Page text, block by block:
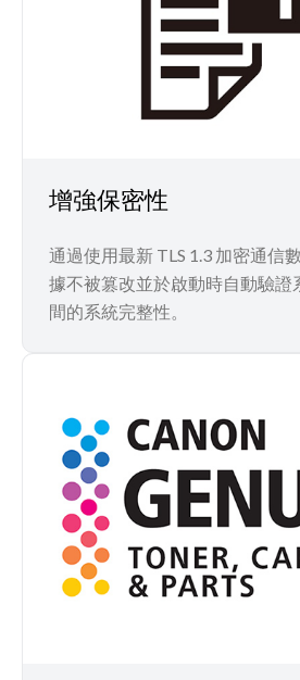
增強保密性
通過使用最新 TLS 1.3 加密通信
據不被篡改並於啟動時自動驗證
間的系統完整性。